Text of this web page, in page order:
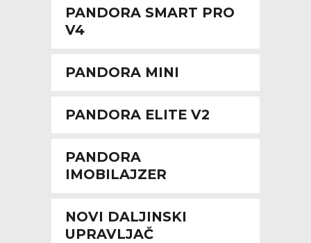
PANDORA SMART PRO
V4
PANDORA MINI
PANDORA ELITE V2
PANDORA
IMOBILAJZER
NOVI DALJINSKI
UPRAVLJAČ